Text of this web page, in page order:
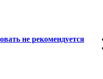
не рекомендуется